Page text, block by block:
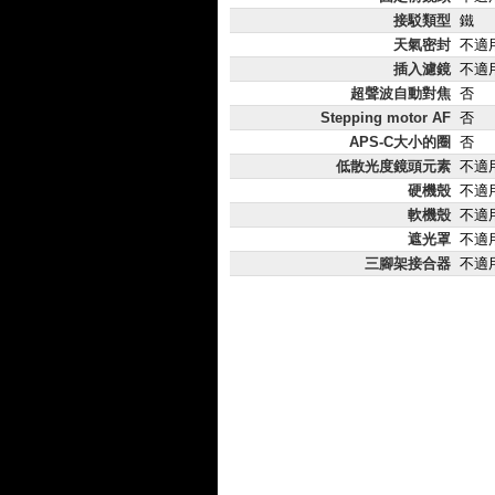
接駁類型 鐵
天氣密封 不適
插入濾鏡 不適
超聲波自動對焦 否
Stepping motor AF 否
APS-C大小的圈
否
低散光度鏡頭元素 不適
硬機殼 不適
軟機殼 不適
遮光罩 不適
三腳架接合器 不適